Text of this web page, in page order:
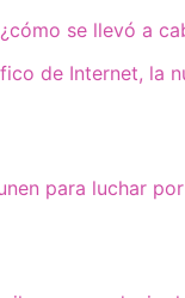
se llevó a
de Internet, la
para luchar